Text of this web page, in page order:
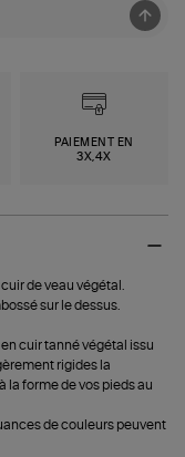
PAIEMENT EN
3X,4X
de veau végétal.
sur le dessus.
cuir tanné végétal issu
rigides la
la forme de vos pieds au
de couleurs peuvent